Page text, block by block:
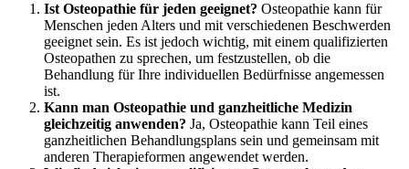
Ist Osteopathie für jeden geeignet? Osteopathie kann für
Menschen jeden Alters und mit verschiedenen Beschwerden
geeignet sein. Es ist jedoch wichtig, mit einem qualifizierten
Osteopathen zu sprechen, um festzustellen, ob die
Behandlung für Ihre individuellen Bedürfnisse angemessen
ist.
Kann man Osteopathie und ganzheitliche Medizin
gleichzeitig anwenden? Ja, Osteopathie kann Teil eines
ganzheitlichen Behandlungsplans sein und gemeinsam mit
anderen Therapieformen angewendet werden.